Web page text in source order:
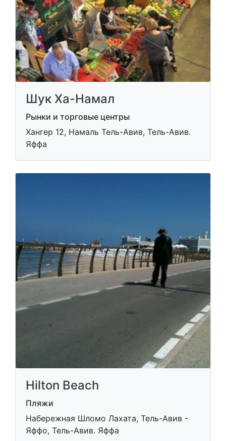
Шук Ха-Намал
Рынки и торговые центры
Хангер 12, Намаль Тель-Авив, Тель-Авив.
Яффа
Hilton Beach
Пляжи
Набережная Шломо Лахата, Тель-Авив -
Яффо, Тель-Авив. Яффа